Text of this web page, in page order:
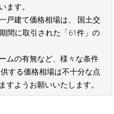
す。
戸建て価格相場は、 国土交
間に取引された「61件」の
ムの有無など、様々な条件
する価格相場は不十分な点
ようお願いいたします。